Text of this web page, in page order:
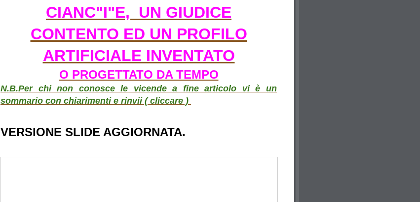
CIANC"I"E, UN GIUDICE
CONTENTO ED UN PROFILO
ARTIFICIALE INVENTATO
O PROGETTATO DA TEMPO
N.B.Per chi non conosce le vicende a fine articolo vi è un
sommario con chiarimenti e rinvii ( cliccare )
VERSIONE SLIDE AGGIORNATA.